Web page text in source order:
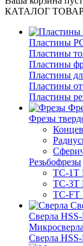
КАТАЛОГ
Пластины
Пластины
Пластины
Пластины
Пластины
Пластины
Фрезы
Резьбофрезы
TC-1T
TC-3T
TC-FT
Cверла
Сверла